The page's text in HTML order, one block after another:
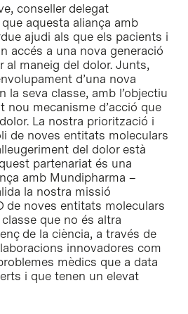
conseller delegat
que aquesta aliança amb
ajudi als que els pacients i
accés a una nova generació
al maneig del dolor. Junts,
d’una nova
la seva classe, amb l’objectiu
nou mecanisme d’acció que
La nostra priorització i
de noves entitats moleculars
del dolor està
partenariat és una
amb Mundipharma –
la nostra missió
de noves entitats moleculars
que no és altra
de la ciència, a través de
innovadores com
mèdics que a data
i que tenen un elevat